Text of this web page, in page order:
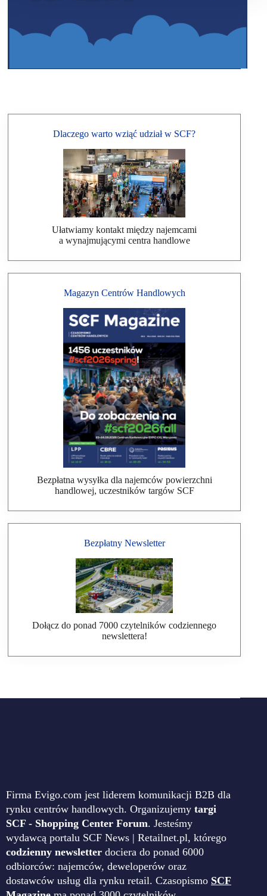
Dlaczego warto wziąć udział w SCF?
Ułatwiamy kontakt między najemcami
a wynajmującymi centra handlowe
Magazyn Centrów Handlowych
Bezpłatna wysyłka dla najemców powierzchni
handlowej, uczestników targów SCF
Bezpłatny Newsletter
Dołącz do ponad 7000 czytelników codziennego
newslettera!
Firma Evigo.com jest liderem komunikacji B2B dla
rynku centrów handlowych. Organizujemy targi
SCF - Shopping Center Forum. Jesteśmy
wydawcą portalu SCF News | Retailnet.pl, którego
codzienny newsletter dociera do ponad 6000
odbiorców: najemców, deweloperów oraz
dostawców usług dla rynku retail. Czasopismo SCF